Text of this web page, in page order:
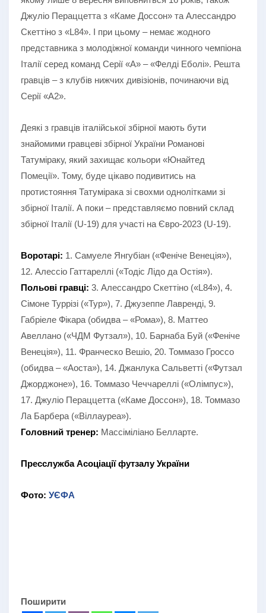
Джуліо Пераццетта з «Каме Доссон» та Алессандро
Скеттіно з «L84». І при цьому – немає жодного
представника з молодіжної команди чинного чемпіона
Італії серед команд Серії «А» – «Фелді Еболі». Решта
гравців – з клубів нижчих дивізіонів, починаючи від
Серії «А2».
Деякі з гравців італійської збірної мають бути
знайомими гравцеві збірної України Романові
Татуміраку, який захищає кольори «Юнайтед
Помеції». Тому, буде цікаво подивитись на
протистояння Татумірака зі свохми однолітками зі
збірної Італії. А поки – представляємо повний склад
збірної Італії (U-19) для участі на Євро-2023 (U-19).
Воротарі: 1. Самуеле Янгубіан («Феніче Венеція»),
12. Алессіо Гаттареллі («Тодіс Лідо да Остія»).
Польові гравці: 3. Алессандро Скеттіно («L84»), 4.
Сімоне Туррізі («Тур»), 7. Джузеппе Лавренді, 9.
Габріеле Фікара (обидва – «Рома»), 8. Маттео
Авеллано («ЧДМ Футзал»), 10. Барнаба Буй («Феніче
Венеція»), 11. Франческо Вешіо, 20. Томмазо Гроссо
(обидва – «Аоста»), 14. Джанлука Сальветті («Футзал
Джорджоне»), 16. Томмазо Чеччареллі («Олімпус»),
17. Джуліо Пераццетта («Каме Доссон»), 18. Томмазо
Ла Барбера («Віллауреа»).
Головний тренер: Массіміліано Белларте.
Пресслужба Асоціації футзалу України
Фото: УЄФА
Поширити